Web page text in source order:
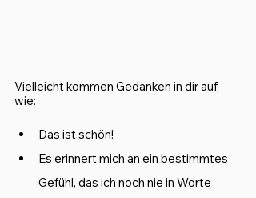
Vielleicht kommen Gedanken in dir auf,
wie:
Das ist schön!
Es erinnert mich an ein bestimmtes
Gefühl, das ich noch nie in Worte